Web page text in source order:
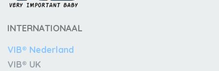
INTERNATIONAAL
VIB® Nederland
VIB® UK